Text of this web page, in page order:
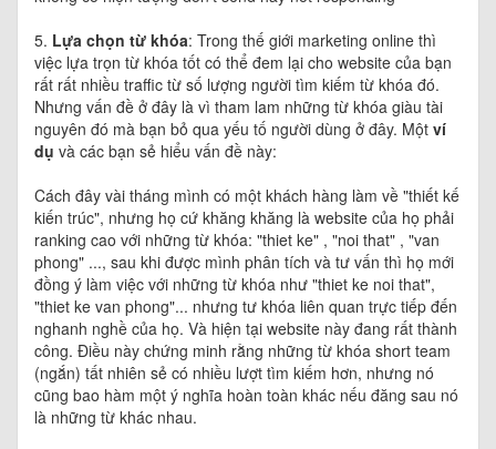
5. Lựa chọn từ khóa: Trong thế giới marketing online thì
việc lựa trọn từ khóa tốt có thể đem lại cho website của bạn
rất rất nhiều traffic từ số lượng người tìm kiếm từ khóa đó.
Nhưng vấn đề ở đây là vì tham lam những từ khóa giàu tài
nguyên đó mà bạn bỏ qua yếu tố người dùng ở đây. Một ví
dụ và các bạn sẻ hiểu vấn đề này:
Cách đây vài tháng mình có một khách hàng làm về "thiết kế
kiến trúc", nhưng họ cứ khăng khăng là website của họ phải
ranking cao với những từ khóa: "thiet ke" , "noi that" , "van
phong" ..., sau khi được mình phân tích và tư vấn thì họ mới
đồng ý làm việc với những từ khóa như "thiet ke noi that",
"thiet ke van phong"... nhưng tư khóa liên quan trực tiếp đến
nghanh nghề của họ. Và hiện tại website này đang rất thành
công. Điều này chứng minh rằng những từ khóa short team
(ngắn) tất nhiên sẻ có nhiều lượt tìm kiếm hơn, nhưng nó
cũng bao hàm một ý nghĩa hoàn toàn khác nếu đăng sau nó
là những từ khác nhau.